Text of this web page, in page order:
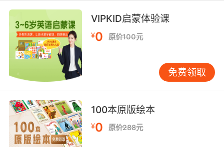
8. And one day the entire family will be
reunited in the garden of eden.
总有一天 全家都会在伊甸园相聚的
VIPKID启蒙体验课
¥0 原价100元
免费领取
100本原版绘本
¥0 原价288元